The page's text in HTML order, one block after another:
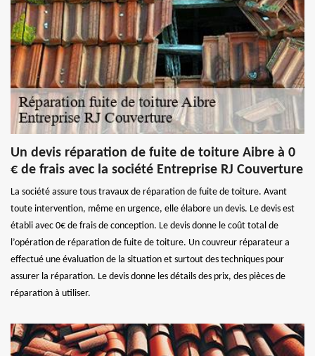
Un devis réparation de fuite de toiture Aibre à 0
€ de frais avec la société Entreprise RJ Couverture
La société assure tous travaux de réparation de fuite de toiture. Avant
toute intervention, même en urgence, elle élabore un devis. Le devis est
établi avec 0€ de frais de conception. Le devis donne le coût total de
l’opération de réparation de fuite de toiture. Un couvreur réparateur a
effectué une évaluation de la situation et surtout des techniques pour
assurer la réparation. Le devis donne les détails des prix, des pièces de
réparation à utiliser.